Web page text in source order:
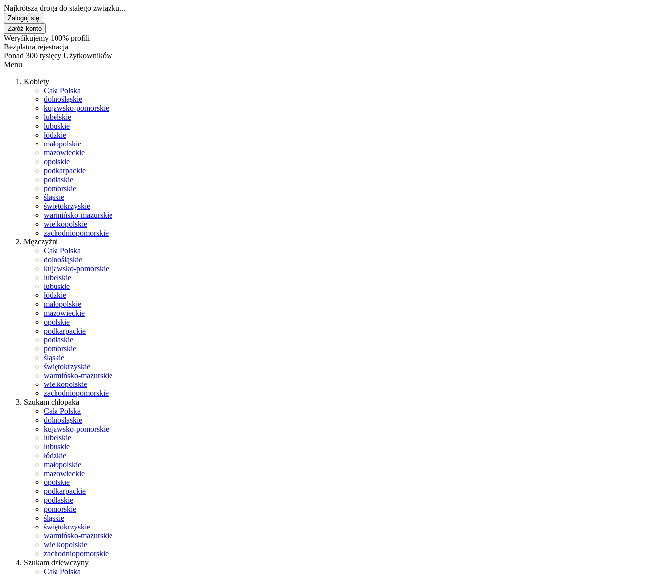
Najkrótsza droga do stałego związku...
Zaloguj się
Załóż konto
Weryfikujemy 100% profili
Bezpłatna rejestracja
Ponad 300 tysięcy Użytkowników
Menu
Kobiety
Cała Polska
dolnośląskie
kujawsko-pomorskie
lubelskie
lubuskie
łódzkie
małopolskie
mazowieckie
opolskie
podkarpackie
podlaskie
pomorskie
śląskie
świętokrzyskie
warmińsko-mazurskie
wielkopolskie
zachodniopomorskie
Mężczyźni
Cała Polska
dolnośląskie
kujawsko-pomorskie
lubelskie
lubuskie
łódzkie
małopolskie
mazowieckie
opolskie
podkarpackie
podlaskie
pomorskie
śląskie
świętokrzyskie
warmińsko-mazurskie
wielkopolskie
zachodniopomorskie
Szukam chłopaka
Cała Polska
dolnośląskie
kujawsko-pomorskie
lubelskie
lubuskie
łódzkie
małopolskie
mazowieckie
opolskie
podkarpackie
podlaskie
pomorskie
śląskie
świętokrzyskie
warmińsko-mazurskie
wielkopolskie
zachodniopomorskie
Szukam dziewczyny
Cała Polska